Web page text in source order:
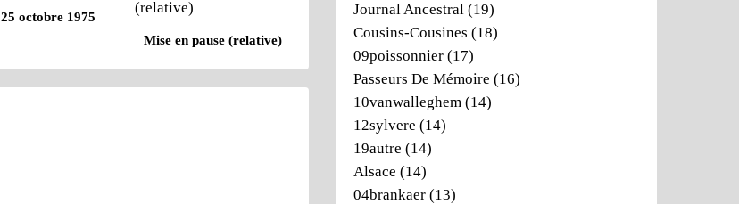
25 octobre 1975
Mise en pause (relative)
Journal Ancestral (19)
Cousins-Cousines (18)
09poissonnier (17)
Passeurs De Mémoire (16)
10vanwalleghem (14)
12sylvere (14)
19autre (14)
Alsace (14)
04brankaer (13)